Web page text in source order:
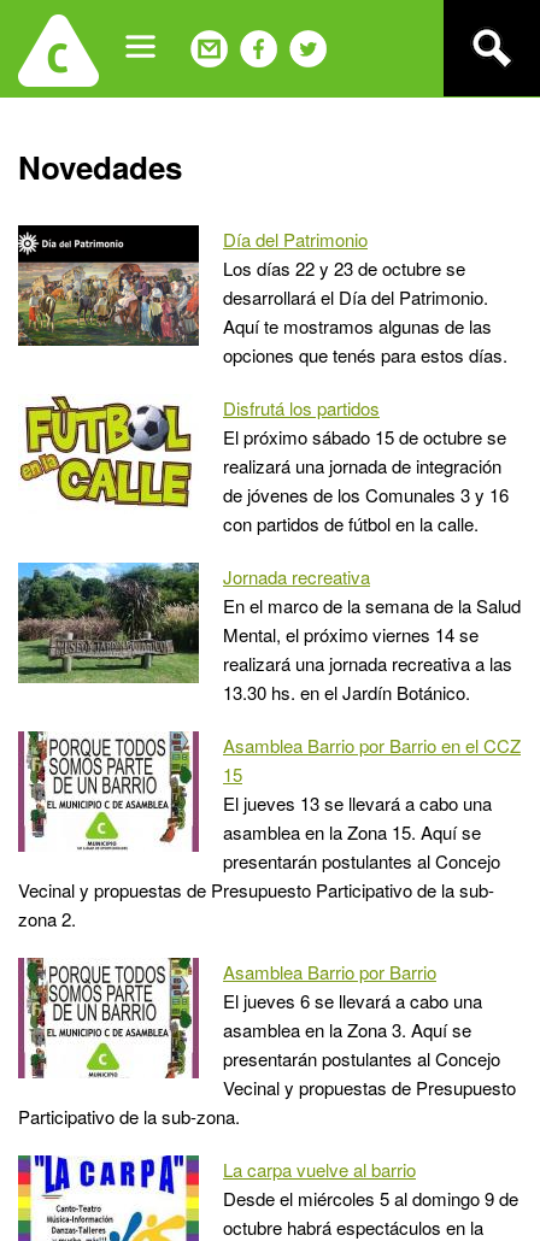
navigation
Back
to
Novedades
Día del Patrimonio
Los días 22 y 23 de octubre se
desarrollará el Día del Patrimonio.
Aquí te mostramos algunas de las
opciones que tenés para estos días.
Disfrutá los partidos
El próximo sábado 15 de octubre se
realizará una jornada de integración
de jóvenes de los Comunales 3 y 16
con partidos de fútbol en la calle.
Jornada recreativa
En el marco de la semana de la Salud
Mental, el próximo viernes 14 se
realizará una jornada recreativa a las
13.30 hs. en el Jardín Botánico.
Asamblea Barrio por Barrio en el CCZ
15
El jueves 13 se llevará a cabo una
asamblea en la Zona 15. Aquí se
presentarán postulantes al Concejo
Vecinal y propuestas de Presupuesto Participativo de la sub-
zona 2.
Asamblea Barrio por Barrio
El jueves 6 se llevará a cabo una
asamblea en la Zona 3. Aquí se
presentarán postulantes al Concejo
Vecinal y propuestas de Presupuesto
Participativo de la sub-zona.
La carpa vuelve al barrio
Desde el miércoles 5 al domingo 9 de
octubre habrá espectáculos en la